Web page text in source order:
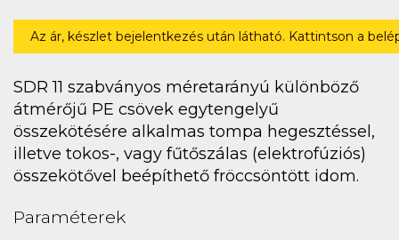
Az ár, készlet bejelentkezés után látható. Kattintson a
SDR 11 szabványos méretarányú különböző
átmérőjű PE csövek egytengelyű
összekötésére alkalmas tompa hegesztéssel,
illetve tokos-, vagy fűtőszálas (elektrofúziós)
összekötővel beépíthető fröccsöntött idom.
Paraméterek